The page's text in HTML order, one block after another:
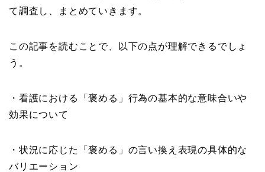
て調査し、まとめていきます。
この記事を読むことで、以下の点が理解できるでしょ
う。
・看護における「褒める」行為の基本的な意味合いや
効果について
・状況に応じた「褒める」の言い換え表現の具体的な
バリエーション